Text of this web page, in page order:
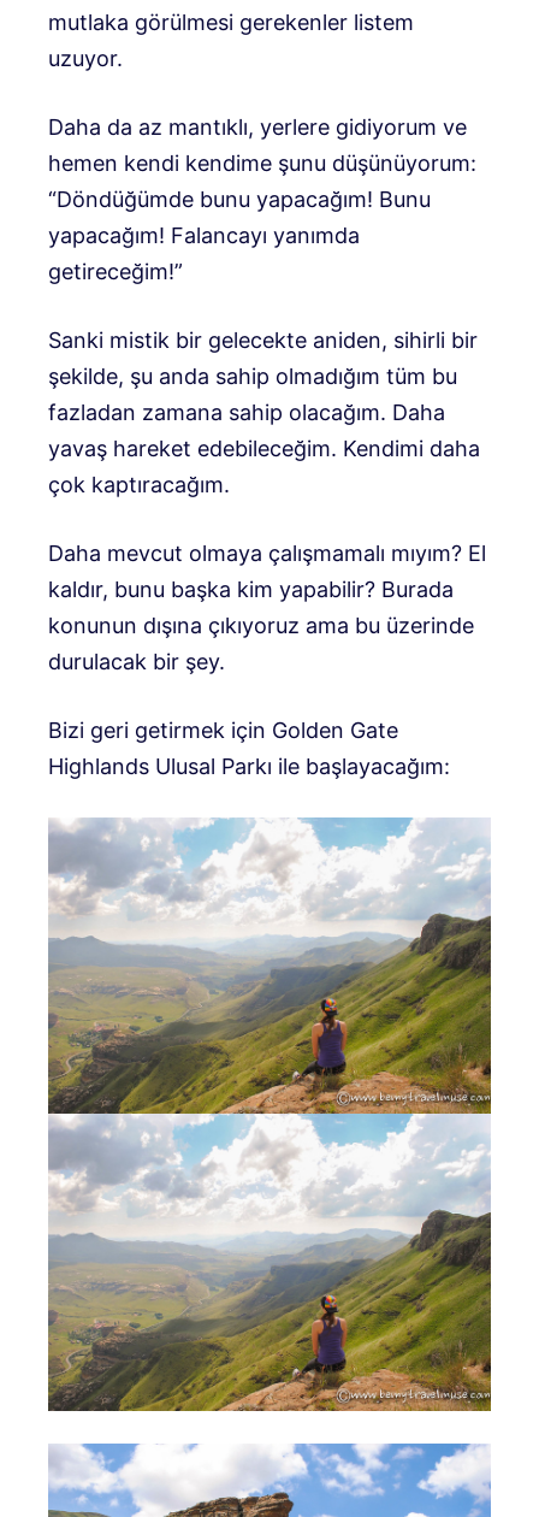
mutlaka görülmesi gerekenler listem
uzuyor.
Daha da az mantıklı, yerlere gidiyorum ve
hemen kendi kendime şunu düşünüyorum:
“Döndüğümde bunu yapacağım! Bunu
yapacağım! Falancayı yanımda
getireceğim!”
Sanki mistik bir gelecekte aniden, sihirli bir
şekilde, şu anda sahip olmadığım tüm bu
fazladan zamana sahip olacağım. Daha
yavaş hareket edebileceğim. Kendimi daha
çok kaptıracağım.
Daha mevcut olmaya çalışmamalı mıyım? El
kaldır, bunu başka kim yapabilir? Burada
konunun dışına çıkıyoruz ama bu üzerinde
durulacak bir şey.
Bizi geri getirmek için Golden Gate
Highlands Ulusal Parkı ile başlayacağım: